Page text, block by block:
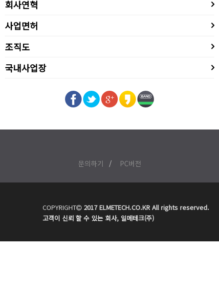
회사연혁
사업면허
조직도
국내사업장
문의하기 PC버전
COPYRIGHT
2017 ELMETECH.CO.KR All rights reserved.
고객이 신뢰 할 수 있는 회사, 일메테크(주)